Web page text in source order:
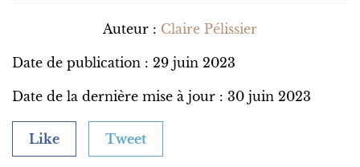
Auteur : Claire Pélissier
Date de publication : 29 juin 2023
Date de la dernière mise à jour : 30 juin 2023
Like Tweet